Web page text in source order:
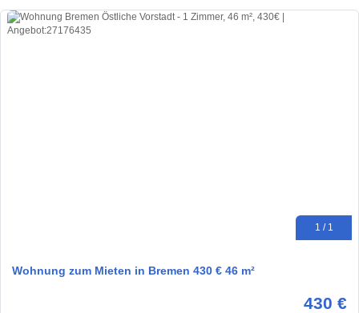
1 / 1
Wohnung zum Mieten in Bremen 430 € 46 m²
430 €